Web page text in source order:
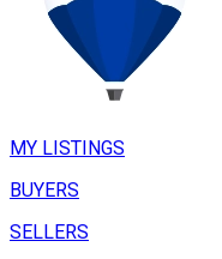
MY LISTINGS
BUYERS
SELLERS